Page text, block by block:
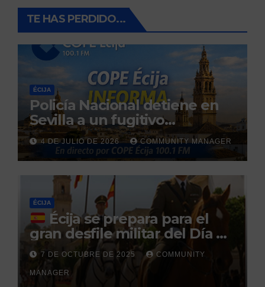
TE HAS PERDIDO...
ÉCIJA
Policía Nacional detiene en
Sevilla a un fugitivo
reclamado por narcotráfico
tras no regresar a prisión
durante un permiso
penitenciario
4 DE JULIO DE 2026 COMMUNITY MANAGER
ÉCIJA
Écija se prepara para el
gran desfile militar del Día de
la Hispanidad organizado por
el Centro Militar de Cría
Caballar
7 DE OCTUBRE DE 2025 COMMUNITY
MANAGER